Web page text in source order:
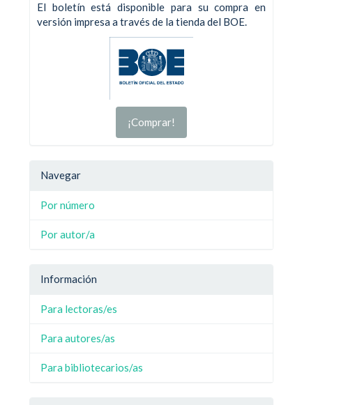
El boletín está disponible para su compra en
versión impresa a través de la tienda del BOE.
¡Comprar!
Navegar
Por número
Por autor/a
Información
Para lectoras/es
Para autores/as
Para bibliotecarios/as